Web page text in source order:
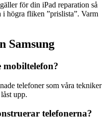
för din iPad reparation så
i högra fliken ”prislista”. Varm
Samsung
mobiltelefon?
telefoner som våra tekniker
upp.
telefonerna?